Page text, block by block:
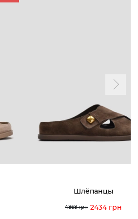
Шлёпанцы
4868 грн 2434 грн